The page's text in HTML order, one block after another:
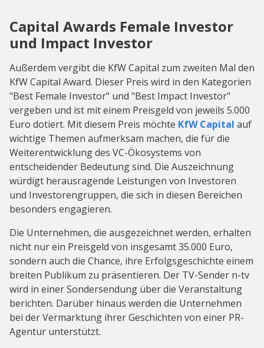
Capital Awards Female Investor
und Impact Investor
Außerdem vergibt die KfW Capital zum zweiten Mal den
KfW Capital Award. Dieser Preis wird in den Kategorien
"Best Female Investor" und "Best Impact Investor"
vergeben und ist mit einem Preisgeld von jeweils 5.000
Euro dotiert. Mit diesem Preis möchte KfW Capital auf
wichtige Themen aufmerksam machen, die für die
Weiterentwicklung des VC-Ökosystems von
entscheidender Bedeutung sind. Die Auszeichnung
würdigt herausragende Leistungen von Investoren
und Investorengruppen, die sich in diesen Bereichen
besonders engagieren.
Die Unternehmen, die ausgezeichnet werden, erhalten
nicht nur ein Preisgeld von insgesamt 35.000 Euro,
sondern auch die Chance, ihre Erfolgsgeschichte einem
breiten Publikum zu präsentieren. Der TV-Sender n-tv
wird in einer Sondersendung über die Veranstaltung
berichten. Darüber hinaus werden die Unternehmen
bei der Vermarktung ihrer Geschichten von einer PR-
Agentur unterstützt.